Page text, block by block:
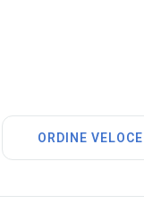
ORDINE VELOCE